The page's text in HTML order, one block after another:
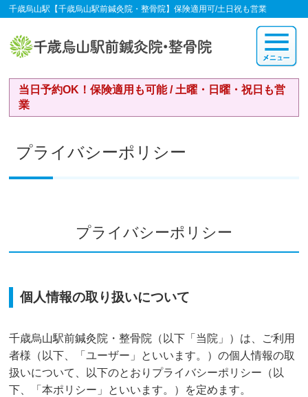
千歳烏山駅【千歳烏山駅前鍼灸院・整骨院】保険適用可/土日祝も営業
当日予約OK！保険適用も可能 / 土曜・日曜・祝日も営
業
プライバシーポリシー
プライバシーポリシー
個人情報の取り扱いについて
千歳烏山駅前鍼灸院・整骨院（以下「当院」）は、ご利用
者様（以下、「ユーザー」といいます。）の個人情報の取
扱いについて、以下のとおりプライバシーポリシー（以
下、「本ポリシー」といいます。）を定めます。